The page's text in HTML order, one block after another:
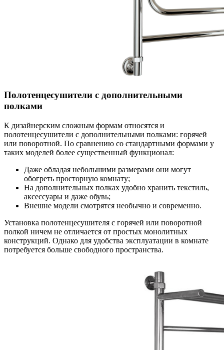
Полотенцесушители с дополнительными
полками
К дизайнерским сложным формам относятся и
полотенцесушители с дополнительными полками: горячей
или поворотной. По сравнению со стандартными формами у
таких моделей более существенный функционал:
Даже обладая небольшими размерами они могут
обогреть просторную комнату;
На дополнительных полках удобно хранить текстиль,
аксессуары и даже обувь;
Внешне модели смотрятся необычно и современно.
Установка полотенцесушителя с горячей или поворотной
полкой ничем не отличается от простых монолитных
конструкций. Однако для удобства эксплуатации в комнате
потребуется больше свободного пространства.